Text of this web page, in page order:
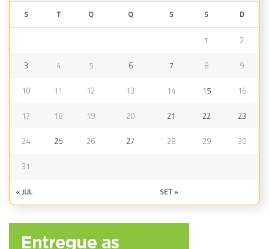
S T Q Q S S D
1 2
3 4 5 6 7 8 9
10 11 12 13 14 15 16
17 18 19 20 21 22 23
24 25 26 27 28 29 30
31
« JUL SET »